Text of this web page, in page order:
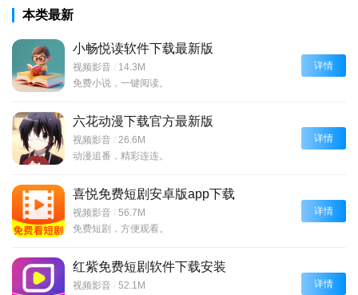
本类最新
小畅悦读软件下载最新版
视频影音
14.3M
免费小说，一键阅读。
详情
六花动漫下载官方最新版
视频影音
26.6M
动漫追番，精彩连连。
详情
喜悦免费短剧安卓版app下载
视频影音
56.7M
免费短剧，方便观看。
详情
红紫免费短剧软件下载安装
视频影音
52.1M
详情